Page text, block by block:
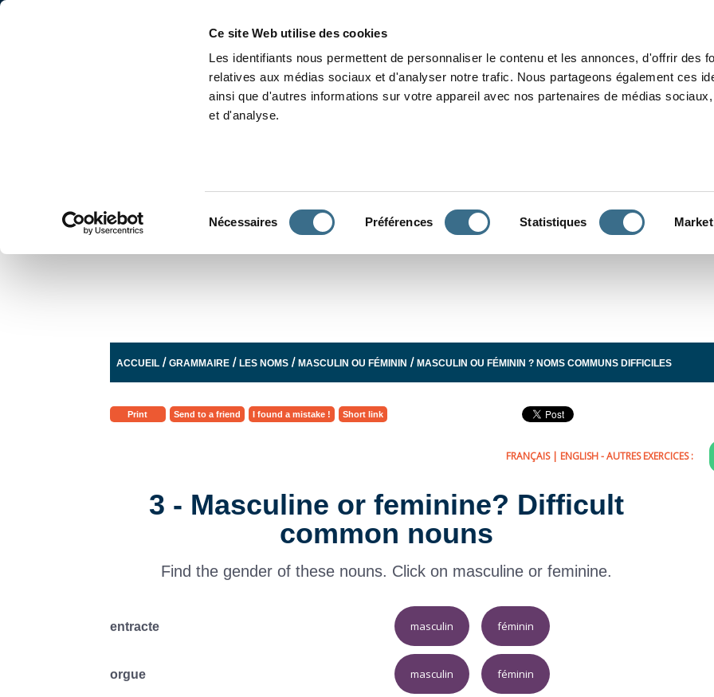
Ce site Web utilise des cookies
Les identifiants nous permettent de personnaliser le contenu et les annonces, d'offrir des
relatives aux médias sociaux et d'analyser notre trafic. Nous partageons également ces
ainsi que d'autres informations sur votre appareil avec nos partenaires de médias
et d'analyse.
Nécessaires Préférences Statistiques
ACCUEIL /GRAMMAIRE /LES NOMS /MASCULIN OU FÉMININ /MASCULIN OU FÉMININ ? NOMS COMMUNS DIFFICILES
Print Send to a friend I found a mistake ! Short link
FRANÇAIS| ENGLISH- AUTRES EXERCICES :
3 - Masculine or feminine? Difficult
common nouns
Find the gender of these nouns. Click on masculine or feminine.
entracte masculin féminin
orgue masculin féminin